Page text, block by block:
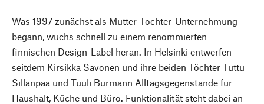
Was 1997 zunächst als Mutter-Tochter-Unternehmung
begann, wuchs schnell zu einem renommierten
finnischen Design-Label heran. In Helsinki entwerfen
seitdem Kirsikka Savonen und ihre beiden Töchter Tuttu
Sillanpää und Tuuli Burmann Alltagsgegenstände für
Haushalt, Küche und Büro. Funktionalität steht dabei an